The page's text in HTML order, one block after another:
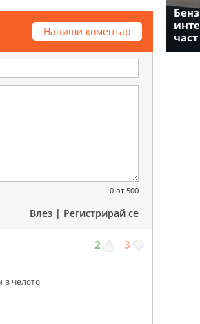
Напиши коментар
0 от 500
Влез | Регистрирай се
2 3
в челото
част